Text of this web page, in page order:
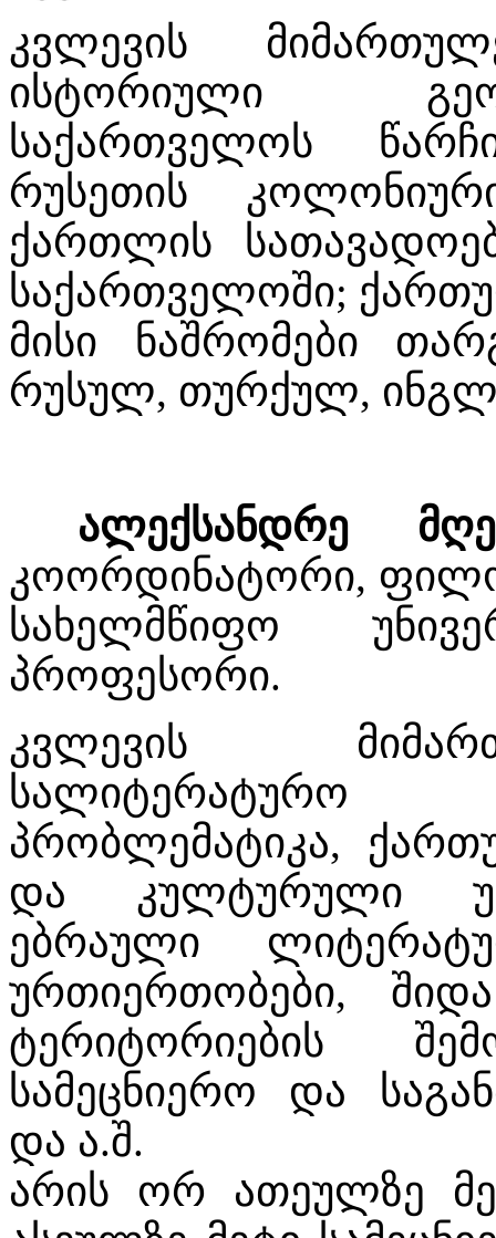
კვლევის
ისტორიული
საქართველოს
რუსეთის
ქართლის
საქართველოში;
მისი ნაშრომები
რუსულ, თურქულ,
ალექსანდრე
კოორდინატორი,
სახელმწიფო
პროფესორი.
კვლევის
სალიტერატურო
პრობლემატიკა,
და კულტურული
ებრაული
ურთიერთობები,
ტერიტორიების
სამეცნიერო და
და ა.შ.
არის ორ ათეულზე